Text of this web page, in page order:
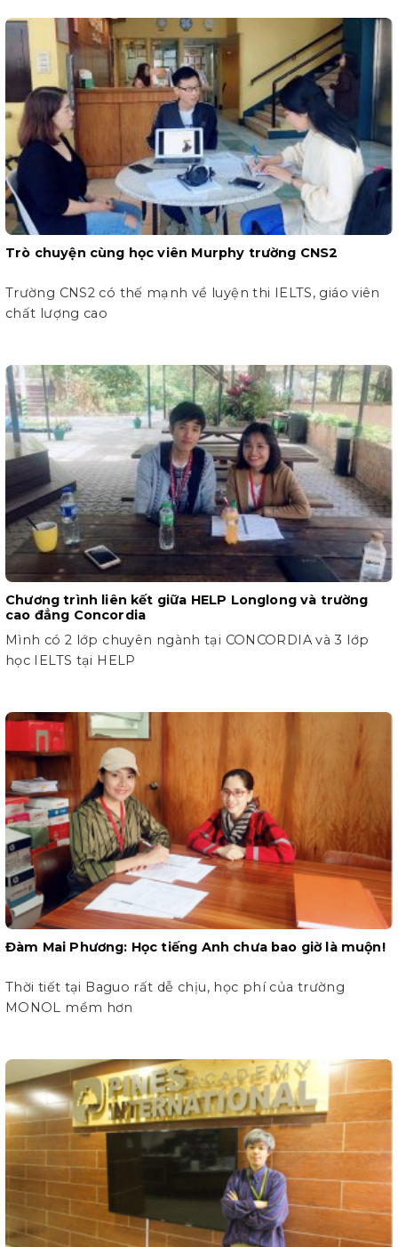
Trò chuyện cùng học viên Murphy trường CNS2
Trường CNS2 có thế mạnh về luyện thi IELTS, giáo viên
chất lượng cao
Chương trình liên kết giữa HELP Longlong và trường
cao đẳng Concordia
Mình có 2 lớp chuyên ngành tại CONCORDIA và 3 lớp
học IELTS tại HELP
Đàm Mai Phương: Học tiếng Anh chưa bao giờ là muộn!
Thời tiết tại Baguo rất dễ chịu, học phí của trường
MONOL mềm hơn